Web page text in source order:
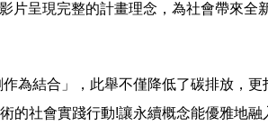
呈現完整的計畫理念，為社會帶來全
為結合」，此舉不僅降低了碳排放，更
社會實踐行動!讓永續概念能優雅地融